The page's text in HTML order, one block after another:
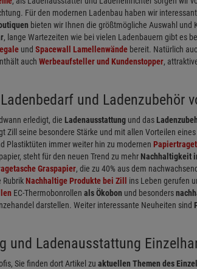
Für den modernen Ladenbau haben wir
bieten wir Ihnen die größtmögliche Auswahl
, lange Wartezeiten wie bei vielen Ladenbauern gibt es
und Spacewall Lamellenwände bereit. Natürlich
auch Werbeaufsteller und Kundenstopper,
und Ladenzubehör
erledigt, die Ladenausstattung und das
Zill seine besondere Stärke und mit allen Vorteilen
Plastiktüten immer weiter hin zu modernen
steht für den neuen Trend zu mehr Nachhaltigkeit
Graspapier, die zu 40% aus dem
RubrikNachhaltige Produkte bei Zill
ins Leben gerufen
EC-Thermobonrollen als Ökobon und besonders
darstellen. Weiter interessante Neuheiten sind
und Ladenausstattung
Sie finden dort Artikel zu aktuellen Themen des